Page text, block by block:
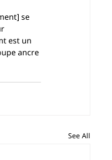
se
r
est un
ancre
See All